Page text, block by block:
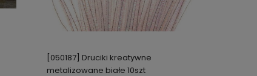
[050187] Druciki kreatywne
metalizowane białe 10szt